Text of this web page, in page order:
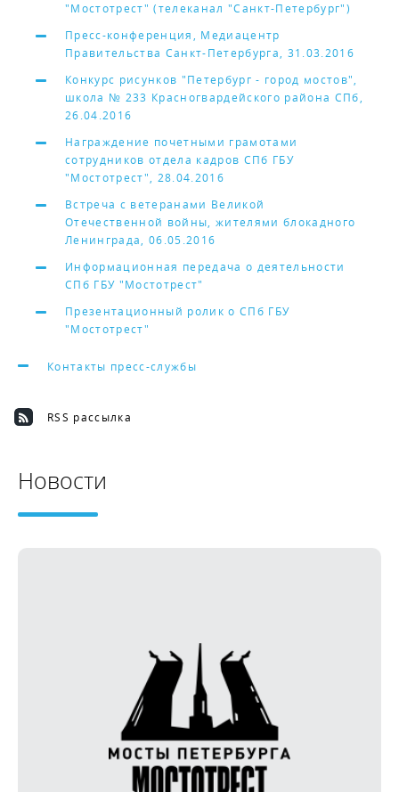
"Мостотрест" (телеканал "Санкт-Петербург")
Пресс-конференция, Медиацентр
Правительства Санкт-Петербурга, 31.03.2016
Конкурс рисунков "Петербург - город мостов",
школа № 233 Красногвардейского района СПб,
26.04.2016
Награждение почетными грамотами
сотрудников отдела кадров СПб ГБУ
"Мостотрест", 28.04.2016
Встреча с ветеранами Великой
Отечественной войны, жителями блокадного
Ленинграда, 06.05.2016
Информационная передача о деятельности
СПб ГБУ "Мостотрест"
Презентационный ролик о СПб ГБУ
"Мостотрест"
Контакты пресс-службы
RSS рассылка
Новости